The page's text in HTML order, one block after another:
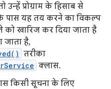
प्रोग्राम के हिसाब से
पास यह तय करने का विकल्प
खारिज कर दिया जाता है
जाता है,
तरीका
क्लास.
किसी सूचना के लिए